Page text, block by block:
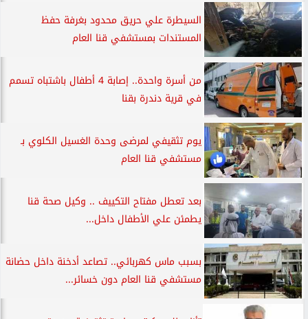
السيطرة علي حريق محدود بغرفة حفظ
المستندات بمستشفي قنا العام
من أسرة واحدة.. إصابة 4 أطفال باشتباه تسمم
في قرية دندرة بقنا
يوم تثقيفي لمرضى وحدة الغسيل الكلوي بـ
مستشفي قنا العام
بعد تعطل مفتاح التكييف .. وكيل صحة قنا
يطمئن علي الأطفال داخل...
بسبب ماس كهربائي.. تصاعد أدخنة داخل حضانة
مستشفي قنا العام دون خسائر...